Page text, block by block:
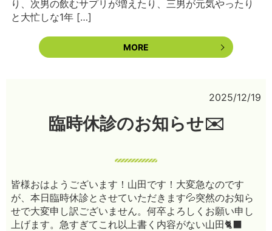
り、次男の飲むサプリが増えたり、三男が元気やったり
と大忙しな1年 […]
MORE
2025/12/19
臨時休診のお知らせ✉️
皆様おはようございます！山田です！大変急なのです
が、本日臨時休診とさせていただきます💦突然のお知ら
せで大変申し訳ございません。何卒よろしくお願い申し
上げます。急すぎてこれ以上書く内容がない山田🐈‍⬛